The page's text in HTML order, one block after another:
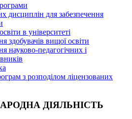
дисциплін для забезпечення
в університеті
здобувачів вищої освіти
науково-педагогічних і
з розподілoм ліцензoваних
ДІЯЛЬНІСТЬ